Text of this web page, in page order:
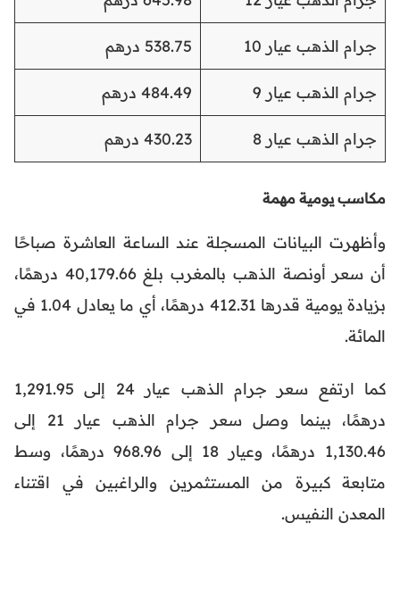
جرام الذهب عيار 10 538.75 درهم
جرام الذهب عيار 9 484.49 درهم
جرام الذهب عيار 8 430.23 درهم
مكاسب يومية مهمة
وأظهرت البيانات المسجلة عند الساعة العاشرة صباحًا
أن سعر أونصة الذهب بالمغرب بلغ 40,179.66 درهمًا،
بزيادة يومية قدرها 412.31 درهمًا، أي ما يعادل 1.04 في
المائة.
كما ارتفع سعر جرام الذهب عيار 24 إلى 1,291.95
درهمًا، بينما وصل سعر جرام الذهب عيار 21 إلى
1,130.46 درهمًا، وعيار 18 إلى 968.96 درهمًا، وسط
متابعة كبيرة من المستثمرين والراغبين في اقتناء
المعدن النفيس.